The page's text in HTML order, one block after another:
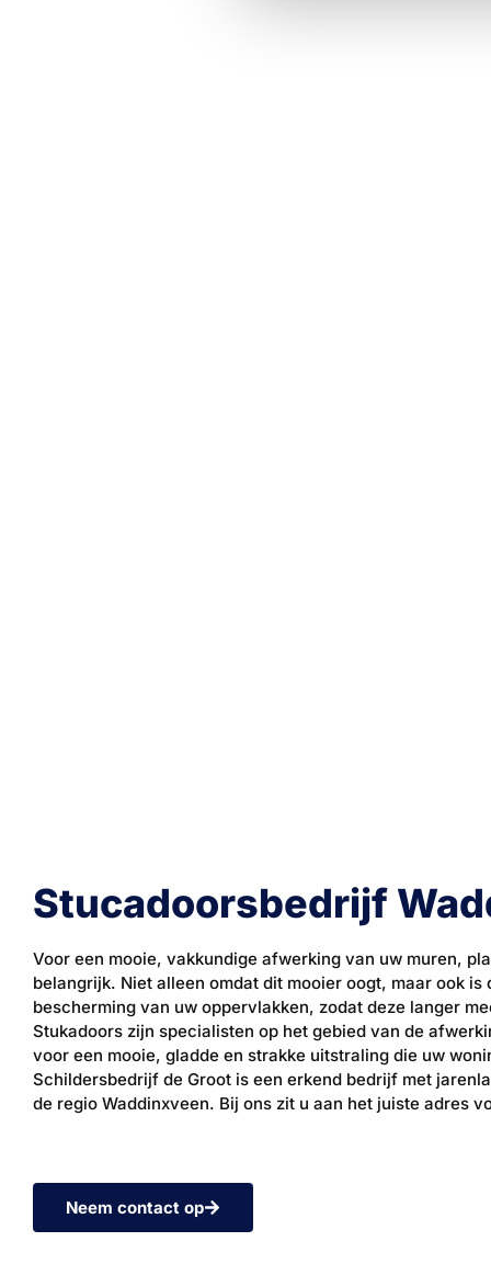
Stucadoorsbedrijf
Voor een mooie, vakkundige afwerking van uw muren,
belangrijk. Niet alleen omdat dit mooier oogt, maar ook
bescherming van uw oppervlakken, zodat deze langer
Stukadoors zijn specialisten op het gebied van de
voor een mooie, gladde en strakke uitstraling die uw
Schildersbedrijf de Groot is een erkend bedrijf met
de regio Waddinxveen. Bij ons zit u aan het juiste adres
Neem contact op